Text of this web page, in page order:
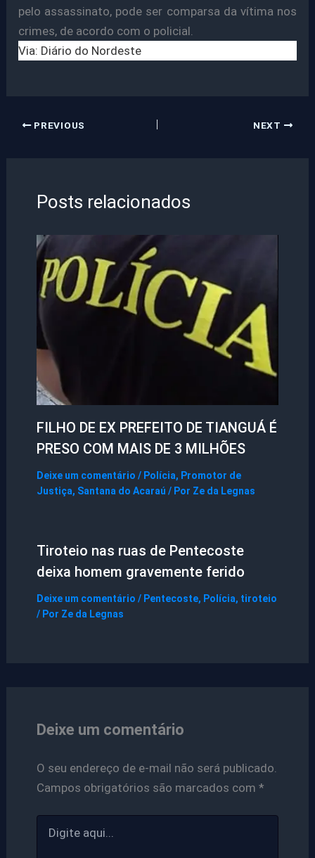
pelo assassinato, pode ser comparsa da vítima nos
crimes, de acordo com o policial.
Via: Diário do Nordeste
PREVIOUS NEXT
Posts relacionados
FILHO DE EX PREFEITO DE TIANGUÁ É
PRESO COM MAIS DE 3 MILHÕES
Deixe um comentário / Polícia, Promotor de
Justiça, Santana do Acaraú / Por Ze da Legnas
Tiroteio nas ruas de Pentecoste
deixa homem gravemente ferido
Deixe um comentário / Pentecoste, Polícia, tiroteio
/ Por Ze da Legnas
Deixe um comentário
O seu endereço de e-mail não será publicado.
Campos obrigatórios são marcados com *
aqui...